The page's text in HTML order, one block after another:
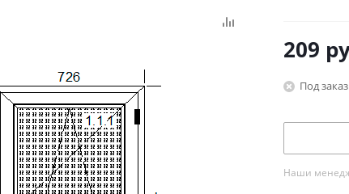
209
Под заказ
Наши